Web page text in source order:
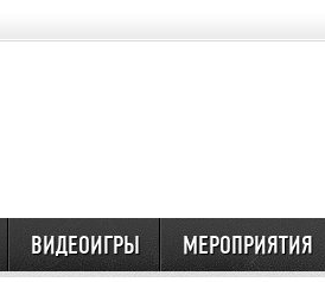
ВИДЕОИГРЫ МЕРОПРИЯТИЯ